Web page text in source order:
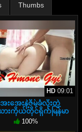
Thumbs
HD09:01
ေးအေးနဲ့ဇိမ်ခံလိုးတဲ့
းကိုယ်တိုင်ရိုက်မြန်မာ
အောကား
100%